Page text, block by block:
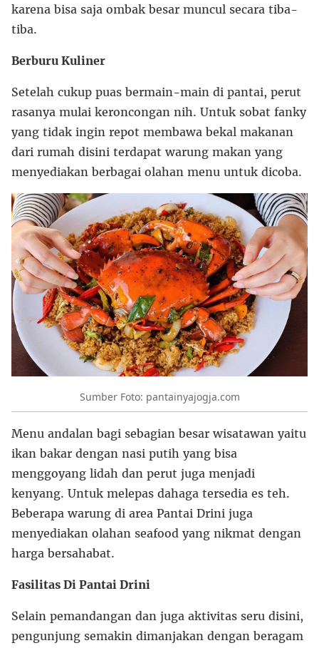
karena bisa saja ombak besar muncul secara tiba-
tiba.
Berburu Kuliner
Setelah cukup puas bermain-main di pantai, perut
rasanya mulai keroncongan nih. Untuk sobat fanky
yang tidak ingin repot membawa bekal makanan
dari rumah disini terdapat warung makan yang
menyediakan berbagai olahan menu untuk dicoba.
Sumber Foto: pantainyajogja.com
Menu andalan bagi sebagian besar wisatawan yaitu
ikan bakar dengan nasi putih yang bisa
menggoyang lidah dan perut juga menjadi
kenyang. Untuk melepas dahaga tersedia es teh.
Beberapa warung di area Pantai Drini juga
menyediakan olahan seafood yang nikmat dengan
harga bersahabat.
Fasilitas Di Pantai Drini
Selain pemandangan dan juga aktivitas seru disini,
pengunjung semakin dimanjakan dengan beragam